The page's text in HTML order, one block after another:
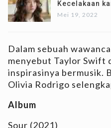
Kecelakaan
Mei 19, 2022
Dalam sebuah
menyebut Taylor Swift
inspirasinya bermusik.
Olivia Rodrigo
Album
Sour (2021)